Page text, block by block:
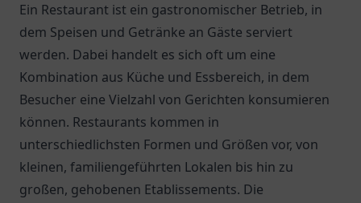
Ein Restaurant ist ein gastronomischer Betrieb, in
dem Speisen und Getränke an Gäste serviert
werden. Dabei handelt es sich oft um eine
Kombination aus Küche und Essbereich, in dem
Besucher eine Vielzahl von Gerichten konsumieren
können. Restaurants kommen in
unterschiedlichsten Formen und Größen vor, von
kleinen, familiengeführten Lokalen bis hin zu
großen, gehobenen Etablissements. Die